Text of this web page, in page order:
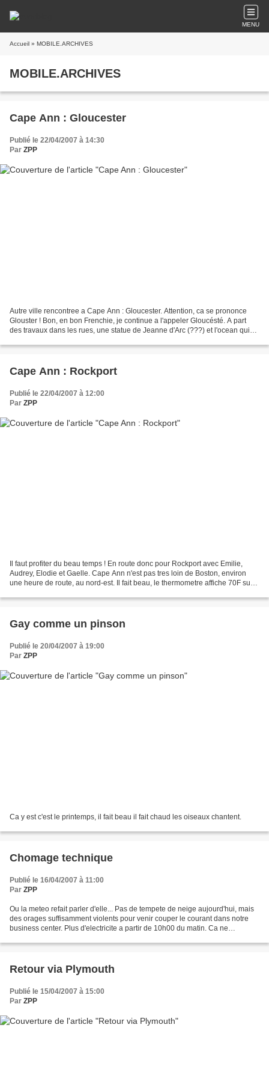
MENU
Accueil » MOBILE.ARCHIVES
MOBILE.ARCHIVES
Cape Ann : Gloucester
Publié le 22/04/2007 à 14:30
Par ZPP
Autre ville rencontree a Cape Ann : Gloucester. Attention, ca se prononce
Glouster ! Bon, en bon Frenchie, je continue a l'appeler Gloucésté. A part
des travaux dans les rues, une statue de Jeanne d'Arc (???) et l'ocean qui
Cape Ann : Rockport
Publié le 22/04/2007 à 12:00
Par ZPP
Il faut profiter du beau temps ! En route donc pour Rockport avec Emilie,
Audrey, Elodie et Gaelle. Cape Ann n'est pas tres loin de Boston, environ
une heure de route, au nord-est. Il fait beau, le thermometre affiche 70F sur
Gay comme un pinson
Publié le 20/04/2007 à 19:00
Par ZPP
Ca y est c'est le printemps, il fait beau il fait chaud les oiseaux chantent.
Chomage technique
Publié le 16/04/2007 à 11:00
Par ZPP
Ou la meteo refait parler d'elle... Pas de tempete de neige aujourd'hui, mais
des orages suffisamment violents pour venir couper le courant dans notre
business center. Plus d'electricite a partir de 10h00 du matin. Ca ne
Retour via Plymouth
Publié le 15/04/2007 à 15:00
Par ZPP